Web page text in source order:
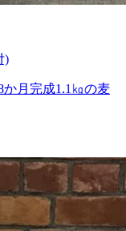
)
月完成1.1㎏の麦